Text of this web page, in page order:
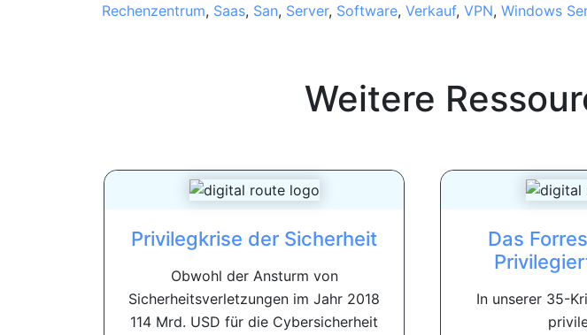
Rechenzentrum, Saas, San, Server, Software, Verkauf, VPN, Windows
Weitere
Privilegkrise der Sicherheit
Obwohl der Ansturm von
Sicherheitsverletzungen im Jahr 2018
114 Mrd. USD für die Cybersicherheit
Das
In unserer 35-